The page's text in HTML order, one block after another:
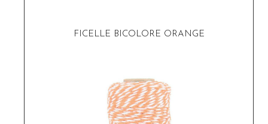
FICELLE BICOLORE ORANGE